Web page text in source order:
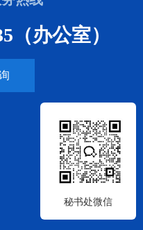
（办公室）
秘书处微信